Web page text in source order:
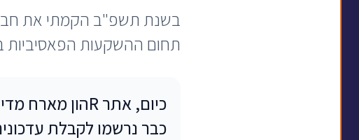
בשנת תשפ"ב הקמתי את
תחום ההשקעות הפאסיביות
כבר נרשמו לקבלת